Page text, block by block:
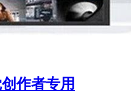
作者专用